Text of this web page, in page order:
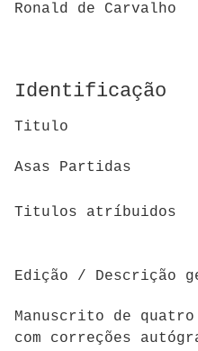
Ronald de Carvalho
Identificação
Titulo
Asas Partidas
Titulos atríbuidos
Edição / Descrição
Manuscrito de quatro
com correções